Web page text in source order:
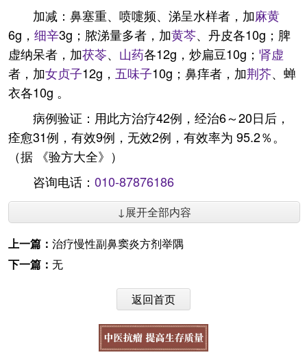
加减：鼻塞重、喷嚏频、涕呈水样者，加麻黄
6g， 细辛3g；脓涕量多者，加黄芩、丹皮各10g；脾
虚纳呆者，加茯苓、 山药各12g，炒扁豆10g； 肾虚
者，加女贞子12g， 五味子10g；鼻痒者，加荆芥、蝉
衣各10g 。
病例验证：用此方治疗42例，经治6～20日后，
痊愈31例，有效9例，无效2例，有效率为 95.2％。
（据 《验方大全》）
咨询电话： 010-87876186
↓展开全部内容
上一篇： 治疗慢性副鼻窦炎方剂举隅
下一篇： 无
返回首页